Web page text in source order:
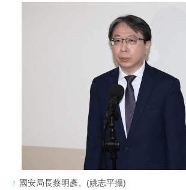
國安局長蔡明彥。(姚志平攝)